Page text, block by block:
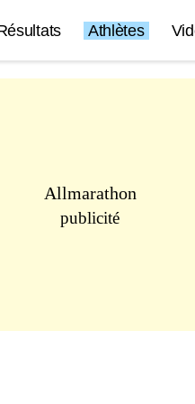
Athlètes
Allmarathon
publicité